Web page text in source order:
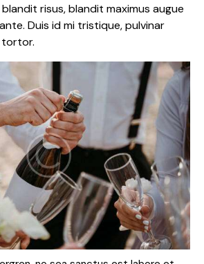
risus, blandit maximus augue
Duis id mi tristique, pulvinar